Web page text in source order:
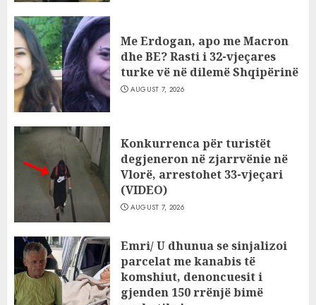
Me Erdogan, apo me Macron
dhe BE? Rasti i 32-vjeçares
turke vë në dilemë Shqipërinë
AUGUST 7, 2026
Konkurrenca për turistët
degjeneron në zjarrvënie në
Vlorë, arrestohet 33-vjeçari
(VIDEO)
AUGUST 7, 2026
Emri/ U dhunua se sinjalizoi
parcelat me kanabis të
komshiut, denoncuesit i
gjenden 150 rrënjë bimë